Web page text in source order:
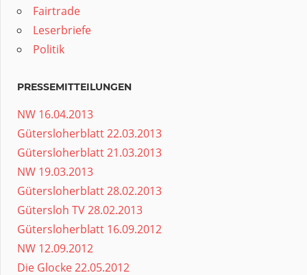
Fairtrade
Leserbriefe
Politik
PRESSEMITTEILUNGEN
NW 16.04.2013
Gütersloherblatt 22.03.2013
Gütersloherblatt 21.03.2013
NW 19.03.2013
Gütersloherblatt 28.02.2013
Gütersloh TV 28.02.2013
Gütersloherblatt 16.09.2012
NW 12.09.2012
Die Glocke 22.05.2012